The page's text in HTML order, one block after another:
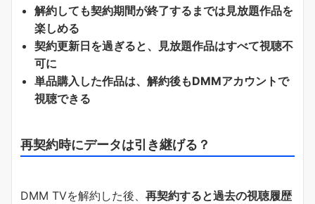
解約しても契約期間が終了するまでは見放題作品を
楽しめる
契約更新日を過ぎると、見放題作品はすべて視聴不
可に
単品購入した作品は、解約後もDMMアカウントで
視聴できる
再契約時にデータは引き継げる？
DMM TVを解約した後、 再契約すると過去の視聴履歴